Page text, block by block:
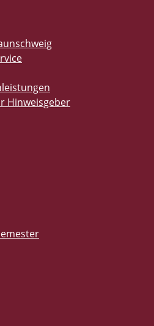
Hinweisgeber